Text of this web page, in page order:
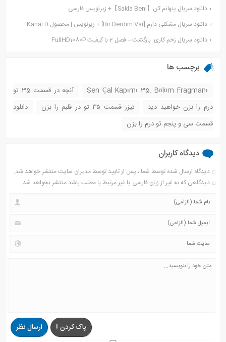
دانلود سریال پنهانم کن【Sakla Beni】+ زیرنویس فارسی
دانلود سریال مشکلی دارم [Bir Derdim Var] + زیرنویس | محصول Kanal D
دانلود سریال زخم کاری: بازگشت – فصل 2 با کیفیت FullHD1080P
برچسب ها
Sen Çal Kapımı 35. Bölüm Fragmanı
آنچه در قسمت 35 تو
درم را بزن خواهید دید
تیزر قسمت ۳۵ تو در قلبم را بزن
دانلود
قسمت سی و پنجم تو درم را بزن
دیدگاه کاربران
دیدگاه ارسال شده توسط شما ، پس از تایید توسط مدیران سایت منتشر خواهد شد.
دیدگاهی که به غیر از زبان فارسی یا غیر مرتبط با مطلب باشد منتشر نخواهد شد.
ارسال نظر پاک کردن !